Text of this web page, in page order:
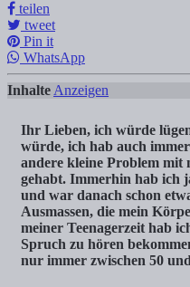
Inhalte Anzeigen 1) Food ’n‘
teilen
tweet
Pin it
WhatsApp
Inhalte Anzeigen
Ihr Lieben, ich würde
würde, ich hab auch
andere kleine Problem
gehabt. Immerhin hab ich
und war danach schon
Ausmassen, die mein
meiner Teenagerzeit hab
Spruch zu hören
nur immer zwischen 50